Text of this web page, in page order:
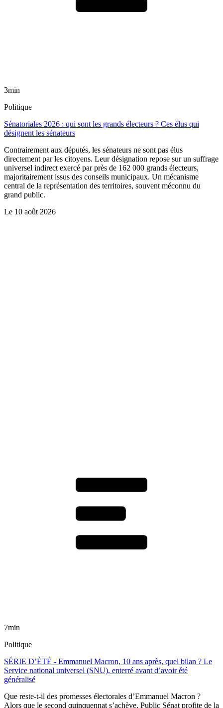
3min
Politique
Sénatoriales 2026 : qui sont les grands électeurs ? Ces élus qui
désignent les sénateurs
Contrairement aux députés, les sénateurs ne sont pas élus
directement par les citoyens. Leur désignation repose sur un suffrage
universel indirect exercé par près de 162 000 grands électeurs,
majoritairement issus des conseils municipaux. Un mécanisme
central de la représentation des territoires, souvent méconnu du
grand public.
Le 10 août 2026
7min
Politique
SÉRIE D’ÉTÉ - Emmanuel Macron, 10 ans après, quel bilan ? Le
Service national universel (SNU), enterré avant d’avoir été
généralisé
Que reste-t-il des promesses électorales d’Emmanuel Macron ?
Alors que le second quinquennat s’achève, Public Sénat profite de la